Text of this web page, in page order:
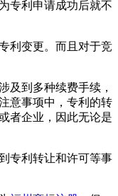
专利申请成功后就不
利变更。而且对于竞
及到多种续费手续，
意事项中，专利的转
者企业，因此无论是
专利转让和许可等事